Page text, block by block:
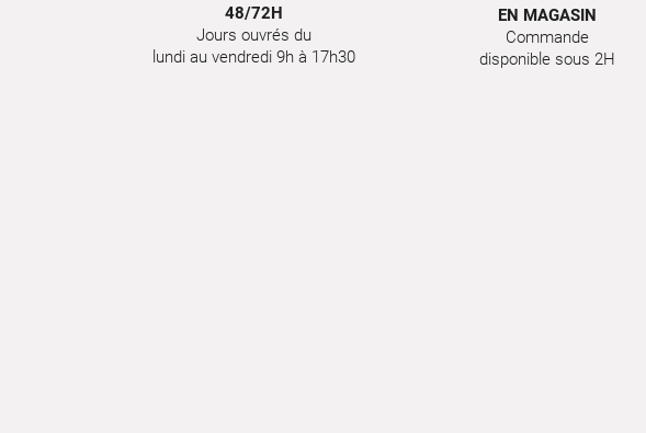
48/72H
Jours ouvrés du
lundi au vendredi 9h à 17h30
EN MAGASIN
Commande
disponible sous 2H